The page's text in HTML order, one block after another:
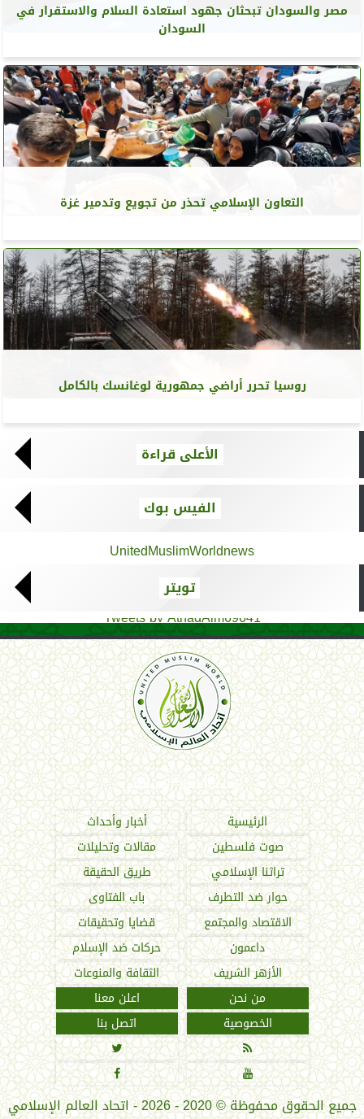
مصر والسودان تبحثان جهود استعادة السلام والاستقرار في
السودان
التعاون الإسلامي تحذر من تجويع وتدمير غزة
روسيا تحرر أراضي جمهورية لوغانسك بالكامل
الأعلى قراءة
الفيس بوك
UnitedMuslimWorldnews
تويتر
Tweets by AthadAlm69641
اتحاد العالم الإسلامي
الرئيسية
أخبار وأحداث
صوت فلسطين
مقالات وتحليلات
تراثنا الإسلامي
طريق الحقيقة
حوار ضد التطرف
باب الفتاوى
الاقتصاد والمجتمع
قضايا وتحقيقات
داعمون
حركات ضد الإسلام
الأزهر الشريف
الثقافة والمنوعات
من نحن
اعلن معنا
الخصوصية
اتصل بنا




جميع الحقوق محفوظة©2020 - 2026 - اتحاد العالم الإسلامي